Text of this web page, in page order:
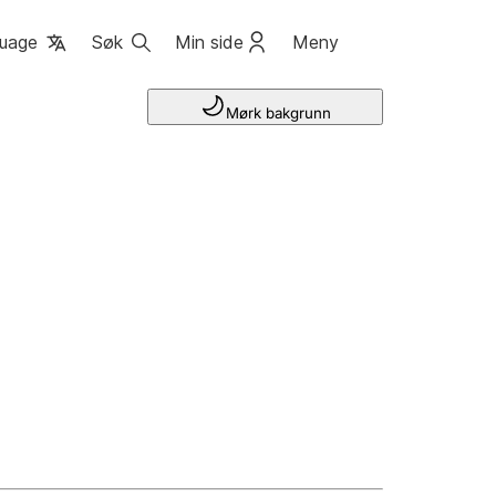
Søk Min side Meny
Mørk bakgrunn